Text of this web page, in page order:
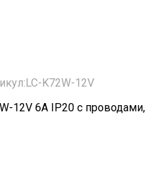
K72W-12V
12V 6А IP20 с проводами,